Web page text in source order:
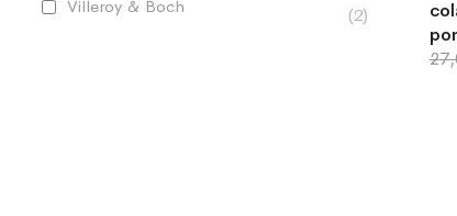
Villeroy & Boch 2